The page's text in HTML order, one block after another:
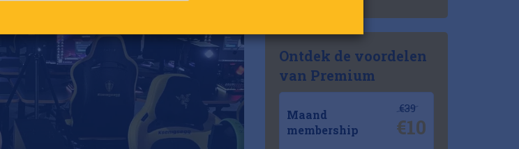
Ontdek de voordelen
van Premium
Maand
membership
€39
€10